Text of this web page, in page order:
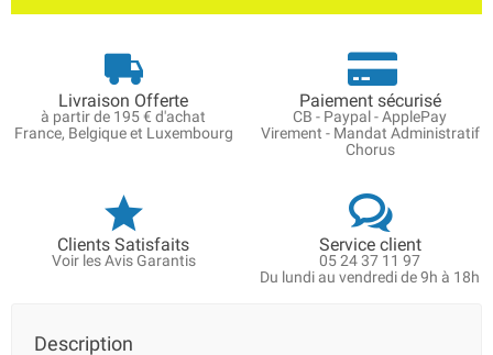
Livraison Offerte
à partir de 195 € d'achat
France, Belgique et Luxembourg
Paiement sécurisé
CB - Paypal - ApplePay
Virement - Mandat Administratif
Chorus
Clients Satisfaits
Voir les Avis Garantis
Service client
05 24 37 11 97
Du lundi au vendredi de 9h à 18h
Description